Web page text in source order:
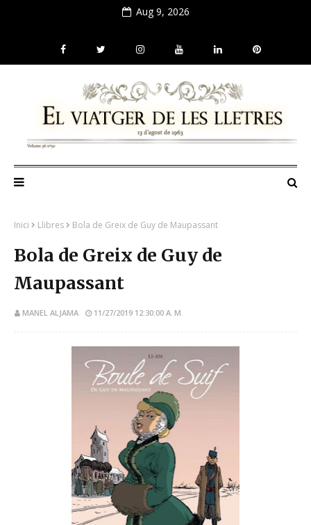
Aug 9, 2026
Inici Llibres Bola de Greix de Guy de Maupassant
Bola de Greix de Guy de
Maupassant
MANEL ALJAMA 11/27/2019 12:30:00 A. M.